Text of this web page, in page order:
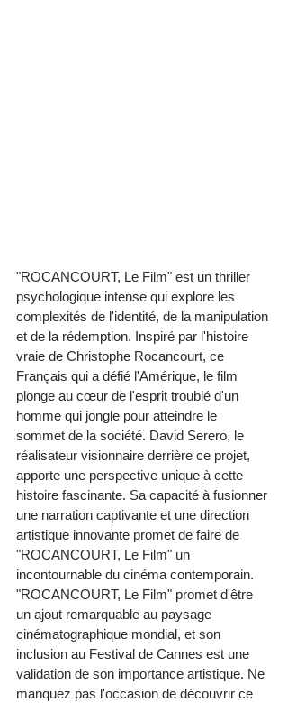
"ROCANCOURT, Le Film" est un thriller
psychologique intense qui explore les
complexités de l'identité, de la manipulation
et de la rédemption. Inspiré par l'histoire
vraie de Christophe Rocancourt, ce
Français qui a défié l'Amérique, le film
plonge au cœur de l'esprit troublé d'un
homme qui jongle pour atteindre le
sommet de la société. David Serero, le
réalisateur visionnaire derrière ce projet,
apporte une perspective unique à cette
histoire fascinante. Sa capacité à fusionner
une narration captivante et une direction
artistique innovante promet de faire de
"ROCANCOURT, Le Film" un
incontournable du cinéma contemporain.
"ROCANCOURT, Le Film" promet d'être
un ajout remarquable au paysage
cinématographique mondial, et son
inclusion au Festival de Cannes est une
validation de son importance artistique. Ne
manquez pas l'occasion de découvrir ce